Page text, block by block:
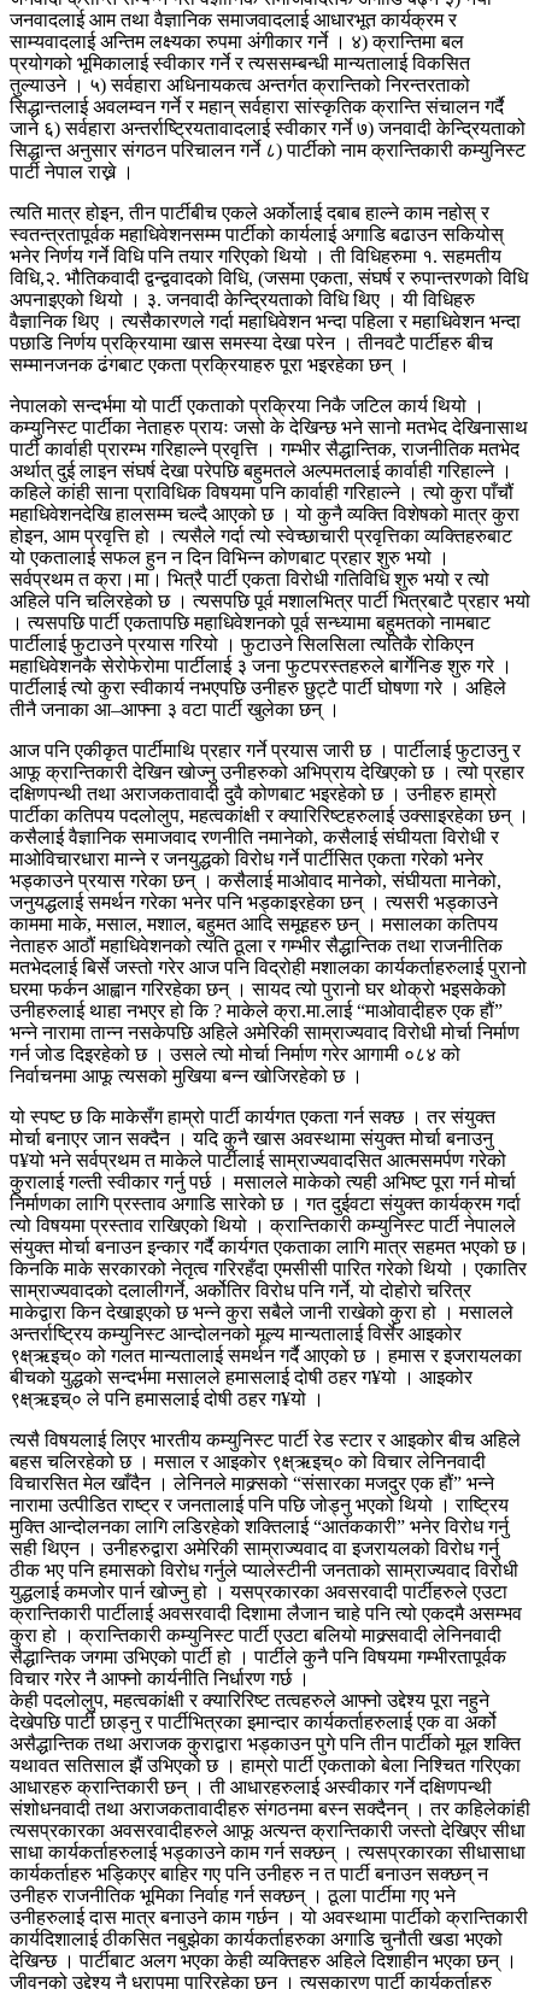
जनवादलाई आम तथा वैज्ञानिक समाजवादलाई आधारभूत कार्यक्रम र
साम्यवादलाई अन्तिम लक्ष्यका रुपमा अंगीकार गर्ने । ४) क्रान्तिमा बल
प्रयोगको भूमिकालाई स्वीकार गर्ने र त्यससम्बन्धी मान्यतालाई विकसित
तुल्याउने । ५) सर्वहारा अधिनायकत्व अन्तर्गत क्रान्तिको निरन्तरताको
सिद्धान्तलाई अवलम्वन गर्ने र महान् सर्वहारा सांस्कृतिक क्रान्ति संचालन गर्दै
जाने ६) सर्वहारा अन्तर्राष्ट्रियतावादलाई स्वीकार गर्ने ७) जनवादी केन्द्रियताको
सिद्धान्त अनुसार संगठन परिचालन गर्ने ८) पार्टीको नाम क्रान्तिकारी कम्युनिस्ट
पार्टी नेपाल राख्ने ।
त्यति मात्र होइन, तीन पार्टीबीच एकले अर्कोलाई दबाब हाल्ने काम नहोस् र
स्वतन्त्रतापूर्वक महाधिवेशनसम्म पार्टीको कार्यलाई अगाडि बढाउन सकियोस्
भनेर निर्णय गर्ने विधि पनि तयार गरिएको थियो । ती विधिहरुमा १. सहमतीय
विधि,२. भौतिकवादी द्वन्द्ववादको विधि, (जसमा एकता, संघर्ष र रुपान्तरणको विधि
अपनाइएको थियो । ३. जनवादी केन्द्रियताको विधि थिए । यी विधिहरु
वैज्ञानिक थिए । त्यसैकारणले गर्दा महाधिवेशन भन्दा पहिला र महाधिवेशन भन्दा
पछाडि निर्णय प्रक्रियामा खास समस्या देखा परेन । तीनवटै पार्टीहरु बीच
सम्मानजनक ढंगबाट एकता प्रक्रियाहरु पूरा भइरहेका छन् ।
नेपालको सन्दर्भमा यो पार्टी एकताको प्रक्रिया निकै जटिल कार्य थियो ।
कम्युनिस्ट पार्टीका नेताहरु प्रायः जसो के देखिन्छ भने सानो मतभेद देखिनासाथ
पार्टी कार्वाही प्रारम्भ गरिहाल्ने प्रवृत्ति । गम्भीर सैद्धान्तिक, राजनीतिक मतभेद
अर्थात् दुई लाइन संघर्ष देखा परेपछि बहुमतले अल्पमतलाई कार्वाही गरिहाल्ने ।
कहिले कांही साना प्राविधिक विषयमा पनि कार्वाही गरिहाल्ने । त्यो कुरा पाँचौं
महाधिवेशनदेखि हालसम्म चल्दै आएको छ । यो कुनै व्यक्ति विशेषको मात्र कुरा
होइन, आम प्रवृत्ति हो । त्यसैले गर्दा त्यो स्वेच्छाचारी प्रवृत्तिका व्यक्तिहरुबाट
यो एकतालाई सफल हुन न दिन विभिन्न कोणबाट प्रहार शुरु भयो ।
सर्वप्रथम त क्रा।मा। भित्रै पार्टी एकता विरोधी गतिविधि शुरु भयो र त्यो
अहिले पनि चलिरहेको छ । त्यसपछि पूर्व मशालभित्र पार्टी भित्रबाटै प्रहार भयो
। त्यसपछि पार्टी एकतापछि महाधिवेशनको पूर्व सन्ध्यामा बहुमतको नामबाट
पार्टीलाई फुटाउने प्रयास गरियो । फुटाउने सिलसिला त्यतिकै रोकिएन
महाधिवेशनकै सेरोफेरोमा पार्टीलाई ३ जना फुटपरस्तहरुले बार्गेनिङ शुरु गरे ।
पार्टीलाई त्यो कुरा स्वीकार्य नभएपछि उनीहरु छुट्टै पार्टी घोषणा गरे । अहिले
तीनै जनाका आ–आफ्ना ३ वटा पार्टी खुलेका छन् ।
आज पनि एकीकृत पार्टीमाथि प्रहार गर्ने प्रयास जारी छ । पार्टीलाई फुटाउनु र
आफू क्रान्तिकारी देखिन खोज्नु उनीहरुको अभिप्राय देखिएको छ । त्यो प्रहार
दक्षिणपन्थी तथा अराजकतावादी दुवै कोणबाट भइरहेको छ । उनीहरु हाम्रो
पार्टीका कतिपय पदलोलुप, महत्वकांक्षी र क्यारिरिष्टहरुलाई उक्साइरहेका छन् ।
कसैलाई वैज्ञानिक समाजवाद रणनीति नमानेको, कसैलाई संघीयता विरोधी र
माओविचारधारा मान्ने र जनयुद्धको विरोध गर्ने पार्टीसित एकता गरेको भनेर
भड्काउने प्रयास गरेका छन् । कसैलाई माओवाद मानेको, संघीयता मानेको,
जनुयद्धलाई समर्थन गरेका भनेर पनि भड्काइरहेका छन् । त्यसरी भड्काउने
काममा माके, मसाल, मशाल, बहुमत आदि समूहहरु छन् । मसालका कतिपय
नेताहरु आठौं महाधिवेशनको त्यति ठूला र गम्भीर सैद्धान्तिक तथा राजनीतिक
मतभेदलाई बिर्से जस्तो गरेर आज पनि विद्रोही मशालका कार्यकर्ताहरुलाई पुरानो
घरमा फर्कन आह्वान गरिरहेका छन् । सायद त्यो पुरानो घर थोक्रो भइसकेको
उनीहरुलाई थाहा नभएर हो कि ? माकेले क्रा.मा.लाई “माओवादीहरु एक हौं”
भन्ने नारामा तान्न नसकेपछि अहिले अमेरिकी साम्राज्यवाद विरोधी मोर्चा निर्माण
गर्न जोड दिइरहेको छ । उसले त्यो मोर्चा निर्माण गरेर आगामी ०८४ को
निर्वाचनमा आफू त्यसको मुखिया बन्न खोजिरहेको छ ।
यो स्पष्ट छ कि माकेसँग हाम्रो पार्टी कार्यगत एकता गर्न सक्छ । तर संयुक्त
मोर्चा बनाएर जान सक्दैन । यदि कुनै खास अवस्थामा संयुक्त मोर्चा बनाउनु
प¥यो भने सर्वप्रथम त माकेले पार्टीलाई साम्राज्यवादसित आत्मसमर्पण गरेको
कुरालाई गल्ती स्वीकार गर्नु पर्छ । मसालले माकेको त्यही अभिष्ट पूरा गर्न मोर्चा
निर्माणका लागि प्रस्ताव अगाडि सारेको छ । गत दुईवटा संयुक्त कार्यक्रम गर्दा
त्यो विषयमा प्रस्ताव राखिएको थियो । क्रान्तिकारी कम्युनिस्ट पार्टी नेपालले
संयुक्त मोर्चा बनाउन इन्कार गर्दै कार्यगत एकताका लागि मात्र सहमत भएको छ।
किनकि माके सरकारको नेतृत्व गरिरहँदा एमसीसी पारित गरेको थियो । एकातिर
साम्राज्यवादको दलालीगर्ने, अर्कोतिर विरोध पनि गर्ने, यो दोहोरो चरित्र
माकेद्वारा किन देखाइएको छ भन्ने कुरा सबैले जानी राखेको कुरा हो । मसालले
अन्तर्राष्ट्रिय कम्युनिस्ट आन्दोलनको मूल्य मान्यतालाई विर्सेर आइकोर
९क्ष्ऋइच्० को गलत मान्यतालाई समर्थन गर्दै आएको छ । हमास र इजरायलका
बीचको युद्धको सन्दर्भमा मसालले हमासलाई दोषी ठहर ग¥यो । आइकोर
९क्ष्ऋइच्० ले पनि हमासलाई दोषी ठहर ग¥यो ।
त्यसै विषयलाई लिएर भारतीय कम्युनिस्ट पार्टी रेड स्टार र आइकोर बीच अहिले
बहस चलिरहेको छ । मसाल र आइकोर ९क्ष्ऋइच्० को विचार लेनिनवादी
विचारसित मेल खाँदैन । लेनिनले माक्र्सको “संसारका मजदुर एक हौं” भन्ने
नारामा उत्पीडित राष्ट्र र जनतालाई पनि पछि जोड्नु भएको थियो । राष्ट्रिय
मुक्ति आन्दोलनका लागि लडिरहेको शक्तिलाई “आतंककारी” भनेर विरोध गर्नु
सही थिएन । उनीहरुद्वारा अमेरिकी साम्राज्यवाद वा इजरायलको विरोध गर्नु
ठीक भए पनि हमासको विरोध गर्नुले प्यालेस्टीनी जनताको साम्राज्यवाद विरोधी
युद्धलाई कमजोर पार्न खोज्नु हो । यसप्रकारका अवसरवादी पार्टीहरुले एउटा
क्रान्तिकारी पार्टीलाई अवसरवादी दिशामा लैजान चाहे पनि त्यो एकदमै असम्भव
कुरा हो । क्रान्तिकारी कम्युनिस्ट पार्टी एउटा बलियो माक्र्सवादी लेनिनवादी
सैद्धान्तिक जगमा उभिएको पार्टी हो । पार्टीले कुनै पनि विषयमा गम्भीरतापूर्वक
विचार गरेर नै आफ्नो कार्यनीति निर्धारण गर्छ ।
केही पदलोलुप, महत्वकांक्षी र क्यारिरिष्ट तत्वहरुले आफ्नो उद्देश्य पूरा नहुने
देखेपछि पार्टी छाड्नु र पार्टीभित्रका इमान्दार कार्यकर्ताहरुलाई एक वा अर्को
असैद्धान्तिक तथा अराजक कुराद्वारा भड्काउन पुगे पनि तीन पार्टीको मूल शक्ति
यथावत सतिसाल झैं उभिएको छ । हाम्रो पार्टी एकताको बेला निश्चित गरिएका
आधारहरु क्रान्तिकारी छन् । ती आधारहरुलाई अस्वीकार गर्ने दक्षिणपन्थी
संशोधनवादी तथा अराजकतावादीहरु संगठनमा बस्न सक्दैनन् । तर कहिलेकांही
त्यसप्रकारका अवसरवादीहरुले आफू अत्यन्त क्रान्तिकारी जस्तो देखिएर सीधा
साधा कार्यकर्ताहरुलाई भड्काउने काम गर्न सक्छन् । त्यसप्रकारका सीधासाधा
कार्यकर्ताहरु भड्किएर बाहिर गए पनि उनीहरु न त पार्टी बनाउन सक्छन् न
उनीहरु राजनीतिक भूमिका निर्वाह गर्न सक्छन् । ठूला पार्टीमा गए भने
उनीहरुलाई दास मात्र बनाउने काम गर्छन । यो अवस्थामा पार्टीको क्रान्तिकारी
कार्यदिशालाई ठीकसित नबुझेका कार्यकर्ताहरुका अगाडि चुनौती खडा भएको
देखिन्छ । पार्टीबाट अलग भएका केही व्यक्तिहरु अहिले दिशाहीन भएका छन् ।
जीवनको उद्देश्य नै धरापमा पारिरहेका छन् । त्यसकारण पार्टी कार्यकर्ताहरु